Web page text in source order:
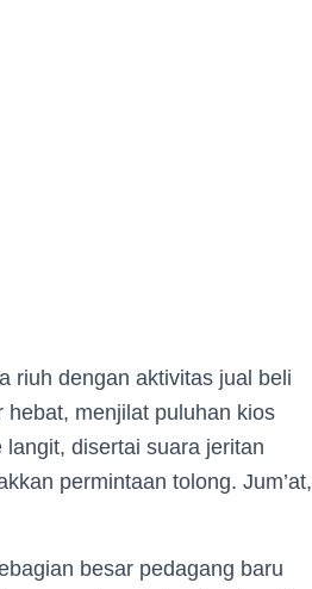
riuh dengan aktivitas jual beli
hebat, menjilat puluhan kios
disertai suara jeritan
permintaan tolong. Jum’at,
besar pedagang baru